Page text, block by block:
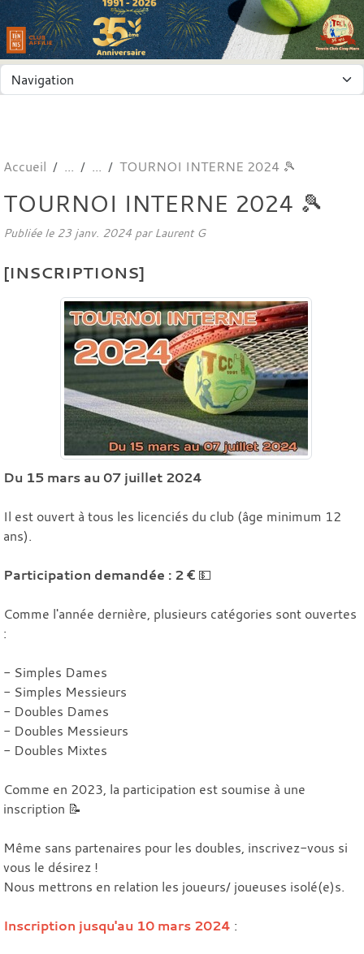
Accueil TOURNOI INTERNE 2024 🎾
TOURNOI INTERNE 2024 🎾
Publiée le 23 janv. 2024 par Laurent G
[INSCRIPTIONS]
Du 15 mars au 07 juillet 2024
Il est ouvert à tous les licenciés du club (âge minimum 12
ans).
Participation demandée : 2 € 💵
Comme l'année dernière, plusieurs catégories sont ouvertes
:
- Simples Dames
- Simples Messieurs
- Doubles Dames
- Doubles Messieurs
- Doubles Mixtes
Comme en 2023, la participation est soumise à une
inscription 📝
Même sans partenaires pour les doubles, inscrivez-vous si
vous le désirez !
Nous mettrons en relation les joueurs/ joueuses isolé(e)s.
Inscription jusqu'au 10 mars 2024 :
Panneau de gestion des cookies